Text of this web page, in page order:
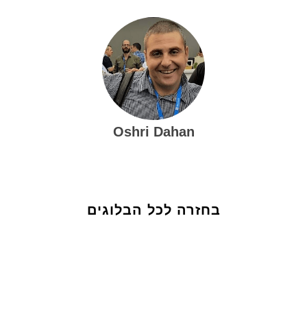
Oshri Dahan
בחזרה לכל הבלוגים